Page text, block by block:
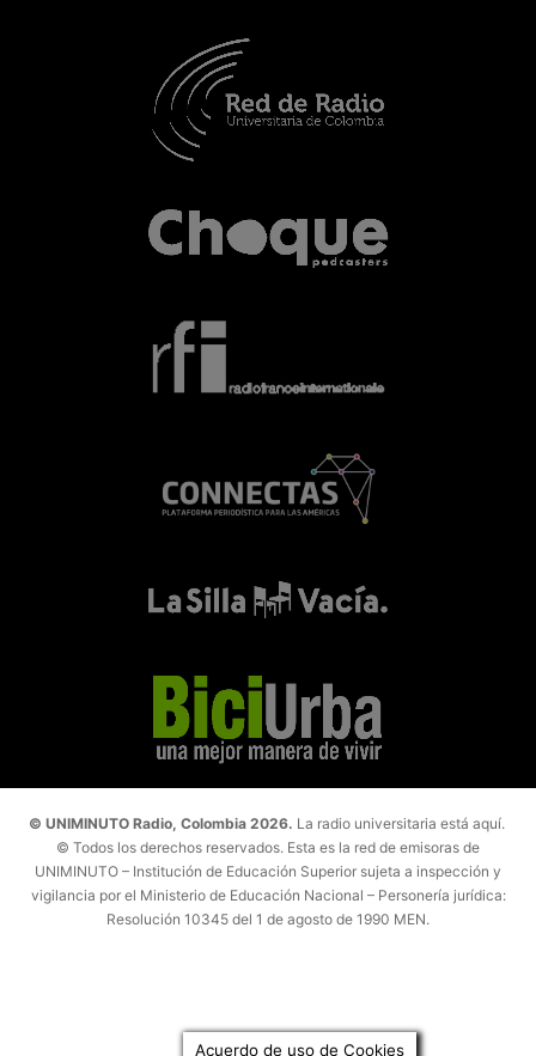
© UNIMINUTO Radio, Colombia 2026. La radio universitaria está aquí.
© Todos los derechos reservados. Esta es la red de emisoras de
UNIMINUTO – Institución de Educación Superior sujeta a inspección y
vigilancia por el Ministerio de Educación Nacional – Personería jurídica:
Resolución 10345 del 1 de agosto de 1990 MEN.
Acuerdo de uso de Cookies